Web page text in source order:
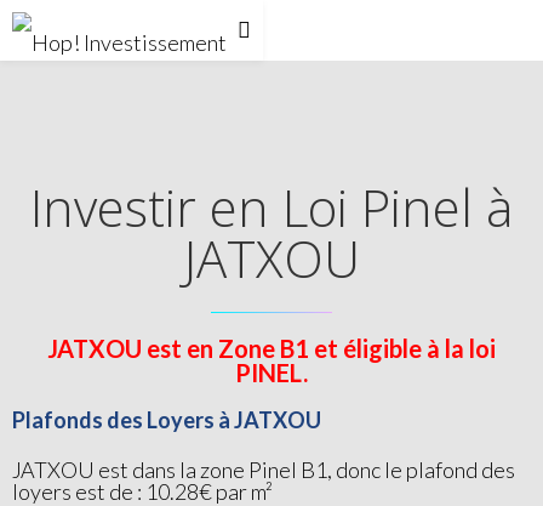
Investir en Loi Pinel à
JATXOU
JATXOU est en Zone B1 et éligible à la loi
PINEL.
Plafonds des Loyers à JATXOU
JATXOU est dans la zone Pinel B1, donc le plafond des
loyers est de : 10.28€ par m²